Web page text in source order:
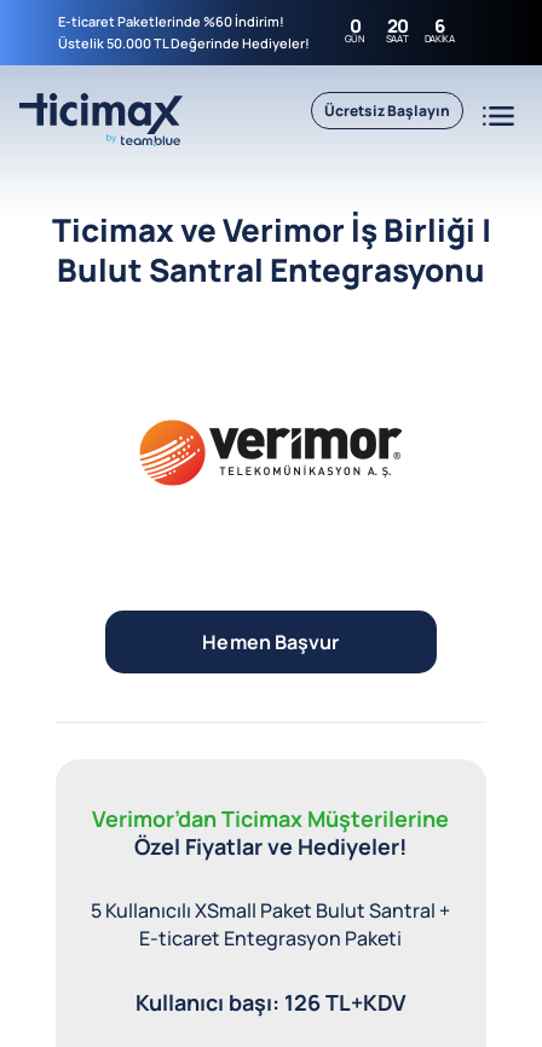
E-ticaret Paketlerinde %60 İndirim!
Üstelik 50.000 TL Değerinde Hediyeler!
0
GÜN 20
SAAT 6
DAKIKA
Ücretsiz Başlayın
Ticimax ve Verimor İş Birliği |
Bulut Santral Entegrasyonu
Hemen Başvur
Verimor’dan Ticimax Müşterilerine
Özel Fiyatlar ve Hediyeler!
5 Kullanıcılı XSmall Paket Bulut Santral +
E-ticaret Entegrasyon Paketi
Kullanıcı başı: 126 TL+KDV